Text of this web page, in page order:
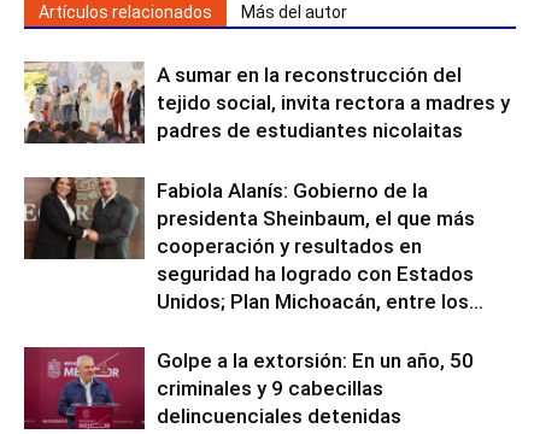
Artículos relacionados Más del autor
A sumar en la reconstrucción del
tejido social, invita rectora a madres y
padres de estudiantes nicolaitas
Fabiola Alanís: Gobierno de la
presidenta Sheinbaum, el que más
cooperación y resultados en
seguridad ha logrado con Estados
Unidos; Plan Michoacán, entre los...
Golpe a la extorsión: En un año, 50
criminales y 9 cabecillas
delincuenciales detenidas